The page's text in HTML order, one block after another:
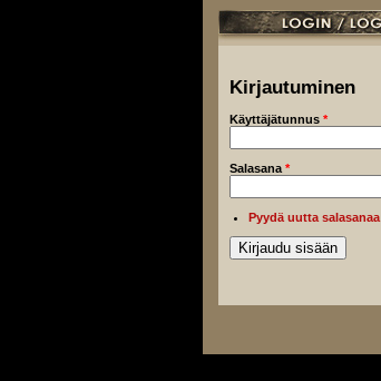
Kirjautuminen
Käyttäjätunnus *
Salasana *
Pyydä uutta salasanaa